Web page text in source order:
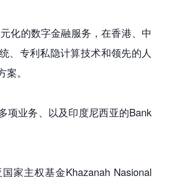
化的数字金融服务，在香港、中
、专利私隐计算技术和领先的人
。
项业务、以及印度尼西亚的Bank
家主权基金Khazanah Nasional